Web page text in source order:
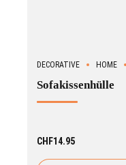
DECORATIVE HOME
Sofakissenhülle
CHF14.95